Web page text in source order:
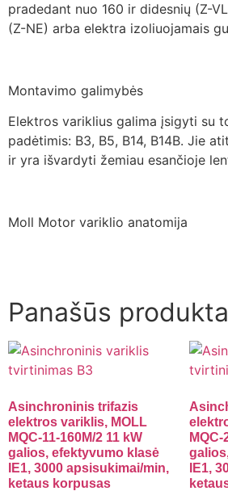
pradedant nuo 160 ir didesnių (Z-
(Z-NE) arba elektra izoliuojamais
Montavimo galimybės
Elektros variklius galima įsigyti su
padėtimis: B3, B5, B14, B14B. Jie
ir yra išvardyti žemiau esančioje
Moll Motor variklio anatomija
Panašūs
Asinchroninis trifazis
elektros variklis, MOLL
MQC-11-160M/2 11 kW
galios, efektyvumo klasė
IE1, 3000 apsisukimai/min,
ketaus korpusas
IE1,